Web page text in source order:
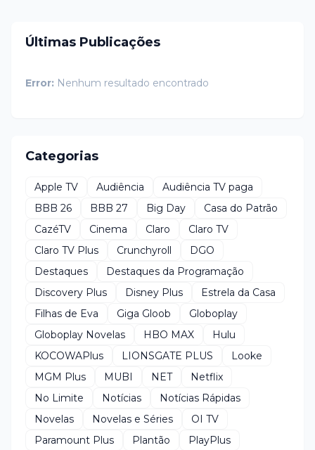
Últimas Publicações
Error: Nenhum resultado encontrado
Categorias
Apple TV Audiência
Audiência TV paga
BBB 26
BBB 27 Big Day
Casa do Patrão
CazéTV
Cinema Claro
Claro TV
Claro TV Plus
Crunchyroll
DGO
Destaques
Destaques da Programação
Discovery Plus
Disney Plus
Estrela da Casa
Filhas de Eva
Giga Gloob
Globoplay
Globoplay Novelas
HBO MAX
Hulu
KOCOWAPlus
LIONSGATE PLUS
Looke
MGM Plus
MUBI NET
Netflix
No Limite
Notícias
Notícias Rápidas
Novelas
Novelas e Séries
OI TV
Paramount Plus
Plantão
PlayPlus